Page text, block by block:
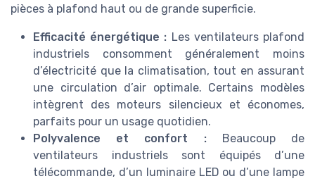
pièces à plafond haut ou de grande superficie.
Efficacité énergétique : Les ventilateurs plafond
industriels consomment généralement moins
d’électricité que la climatisation, tout en assurant
une circulation d’air optimale. Certains modèles
intègrent des moteurs silencieux et économes,
parfaits pour un usage quotidien.
Polyvalence et confort :Beaucoup de
ventilateurs industriels sont équipés d’une
télécommande, d’un luminaire LED ou d’une lampe